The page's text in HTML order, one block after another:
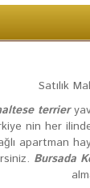
Satılık
terrier
nin her
apartman
Bursada